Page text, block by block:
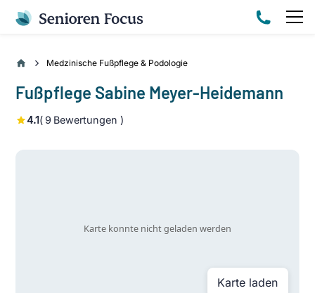
Medzinische Fußpflege & Podologie
Fußpflege Sabine Meyer-Heidemann
4.1( 9 Bewertungen )
Karte laden